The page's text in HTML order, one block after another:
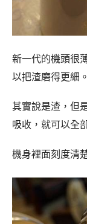
新一代的機頭很
以把渣磨得更細。
其實說是渣，但
吸收，就可以全
機身裡面刻度清